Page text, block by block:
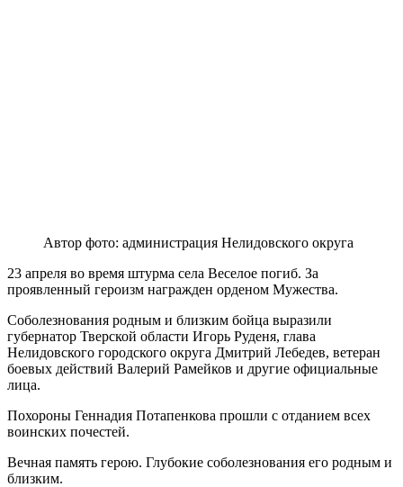
Автор фото: администрация Нелидовского округа
23 апреля во время штурма села Веселое погиб. За
проявленный героизм награжден орденом Мужества.
Соболезнования родным и близким бойца выразили
губернатор Тверской области Игорь Руденя, глава
Нелидовского городского округа Дмитрий Лебедев, ветеран
боевых действий Валерий Рамейков и другие официальные
лица.
Похороны Геннадия Потапенкова прошли с отданием всех
воинских почестей.
Вечная память герою. Глубокие соболезнования его родным и
близким.